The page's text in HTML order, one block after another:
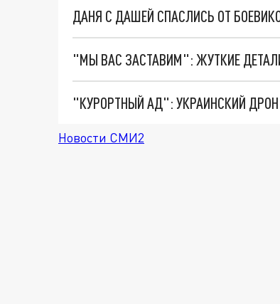
ДАНЯ С ДАШЕЙ СПАСЛИСЬ ОТ
"КУРОРТНЫЙ АД": УКРАИНСКИЙ
Новости СМИ2